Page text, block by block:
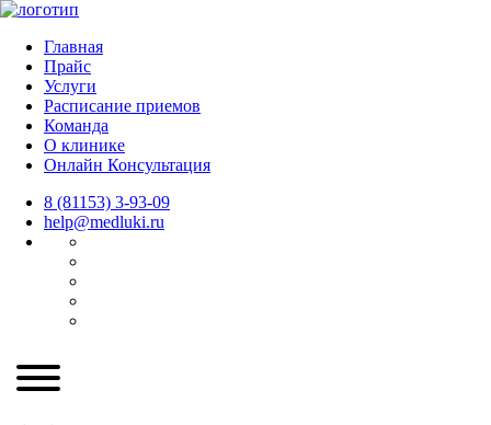
Главная
Прайс
Услуги
Расписание приемов
Команда
О клинике
Онлайн Консультация
8 (81153) 3-93-09
help@medluki.ru